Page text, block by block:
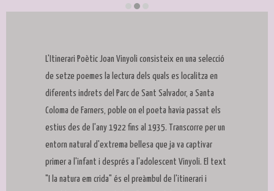
L'Itinerari Poètic Joan Vinyoli consisteix en una selecció
de setze poemes la lectura dels quals es localitza en
diferents indrets del Parc de Sant Salvador, a Santa
Coloma de Farners, poble on el poeta havia passat els
estius des de l'any 1922 fins al 1935. Transcorre per un
entorn natural d'extrema bellesa que ja va captivar
primer a l'infant i després a l'adolescent Vinyoli. El text
"I la natura em crida" és el preàmbul de l'itinerari i